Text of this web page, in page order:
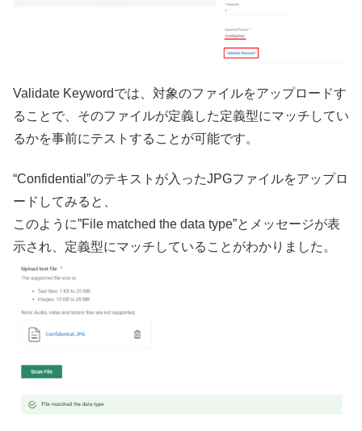
Validate Keywordでは、対象のファイルをアップロードす
ることで、そのファイルが定義した定義型にマッチしてい
るかを事前にテストすることが可能です。
“Confidential”のテキストが入ったJPGファイルをアップロ
ードしてみると、
このように”File matched the data type”とメッセージが表
示され、定義型にマッチしていることがわかりました。